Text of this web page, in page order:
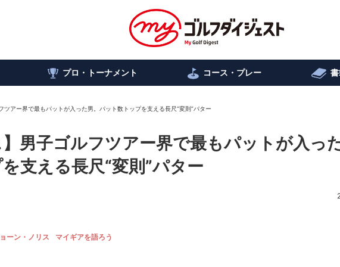
プロ・トーナメント コース・プレー
ツアー界で最もパットが入った男。パット数トップを支える長尺“変則”パター
】男子ゴルフツアー界で最もパットが入っ
支える長尺“変則”パター
ーン・ノリス マイギアを語ろう